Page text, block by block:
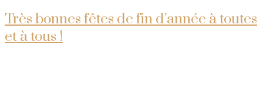
Très bonnes fêtes de fin d’année à toutes
et à tous !